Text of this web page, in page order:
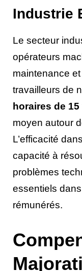
Industrie
Le secteur
opérateurs
maintenance
travailleurs de
horaires de 15
moyen autour
L’efficacité
capacité à
problèmes
essentiels
rémunérés.